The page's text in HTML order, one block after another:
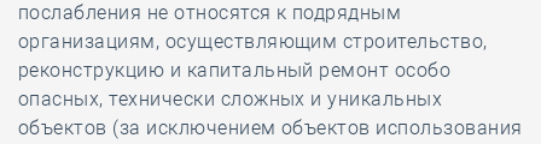
послабления не относятся к подрядным
организациям, осуществляющим строительство,
реконструкцию и капитальный ремонт особо
опасных, технически сложных и уникальных
объектов (за исключением объектов использования